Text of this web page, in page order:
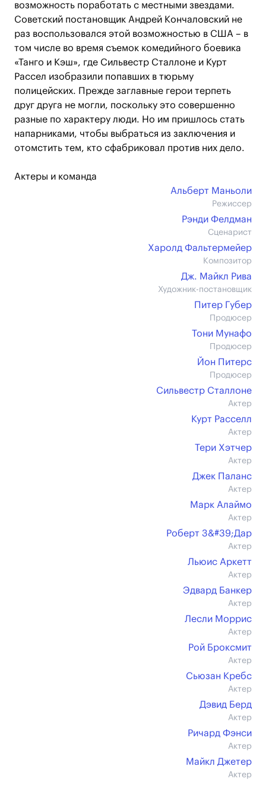
возможность поработать с местными звездами.
Советский постановщик Андрей Кончаловский не
раз воспользовался этой возможностью в США – в
том числе во время съемок комедийного боевика
«Танго и Кэш», где Сильвестр Сталлоне и Курт
Рассел изобразили попавших в тюрьму
полицейских. Прежде заглавные герои терпеть
друг друга не могли, поскольку это совершенно
разные по характеру люди. Но им пришлось стать
напарниками, чтобы выбраться из заключения и
отомстить тем, кто сфабриковал против них дело.
Актеры и команда
Альберт Маньоли
Режиссер
Рэнди Фелдман
Сценарист
Харолд Фальтермейер
Композитор
Дж. Майкл Рива
Художник-постановщик
Питер Губер
Продюсер
Тони Мунафо
Продюсер
Йон Питерс
Продюсер
Сильвестр Сталлоне
Актер
Курт Расселл
Актер
Тери Хэтчер
Актер
Джек Паланс
Актер
Марк Алаймо
Актер
Роберт З&#39;Дар
Актер
Льюис Аркетт
Актер
Эдвард Банкер
Актер
Лесли Моррис
Актер
Рой Броксмит
Актер
Сьюзан Кребс
Актер
Дэвид Берд
Актер
Ричард Фэнси
Актер
Майкл Джетер
Актер